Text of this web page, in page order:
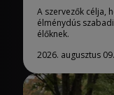
A szervezők célja,
élménydús
élőknek.
2026. augusztus 09.